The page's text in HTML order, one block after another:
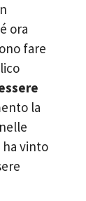
ora
fare
la
vinto